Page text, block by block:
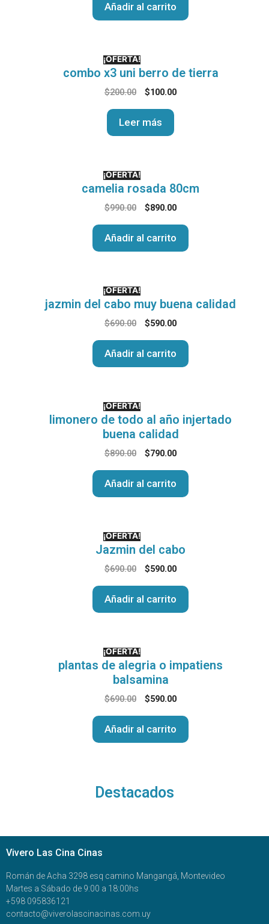
Añadir al carrito
¡OFERTA!
combo x3 uni berro de tierra
$200.00 $100.00
Leer más
¡OFERTA!
camelia rosada 80cm
$990.00 $890.00
Añadir al carrito
¡OFERTA!
jazmin del cabo muy buena calidad
$690.00 $590.00
Añadir al carrito
¡OFERTA!
limonero de todo al año injertado
buena calidad
$890.00 $790.00
Añadir al carrito
¡OFERTA!
Jazmin del cabo
$690.00 $590.00
Añadir al carrito
¡OFERTA!
plantas de alegria o impatiens
balsamina
$690.00 $590.00
Añadir al carrito
Destacados
Vivero Las Cina Cinas
Román de Acha 3298 esq camino Mangangá, Montevideo
Martes a Sábado de 9:00 a 18:00hs
+598 095836121
contacto@viverolascinacinas.com.uy